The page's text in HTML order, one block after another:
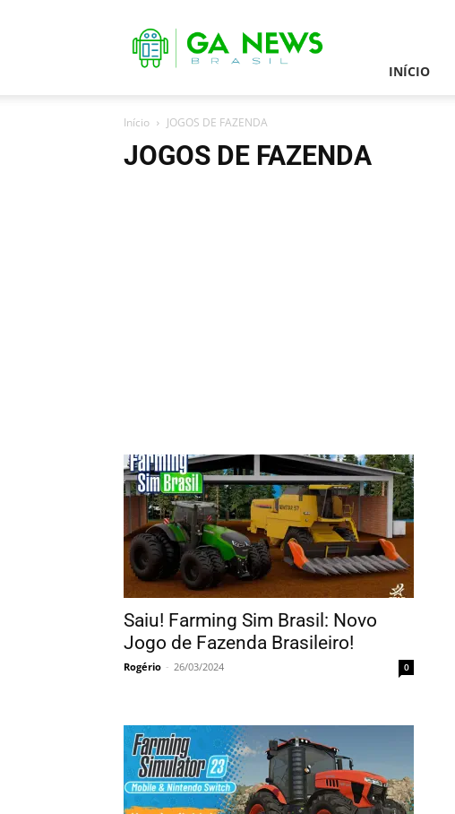
Android
News
INÍCIO
Início JOGOS DE FAZENDA
JOGOS DE FAZENDA
Saiu! Farming Sim Brasil: Novo
Jogo de Fazenda Brasileiro!
Rogério - 26/03/2024 0